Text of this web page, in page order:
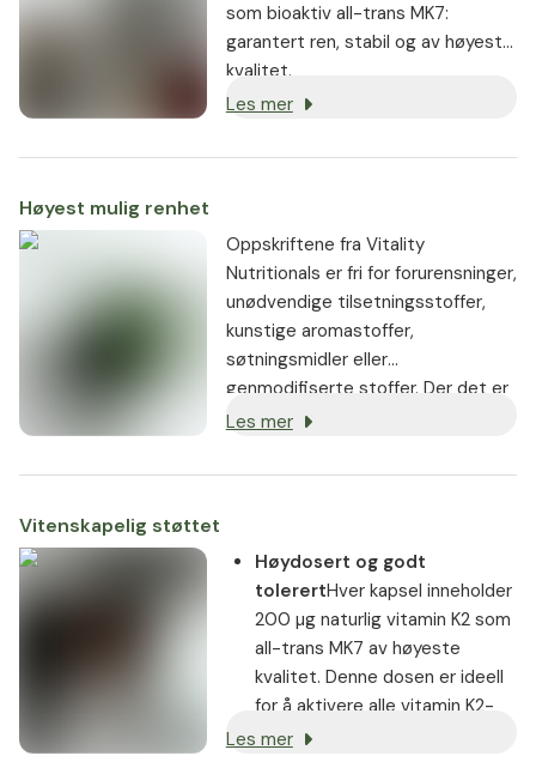
som bioaktiv all-trans MK7:
garantert ren, stabil og av høyeste
kvalitet.
Les mer
Høyest mulig renhet
Oppskriftene fra Vitality
Nutritionals er fri for forurensninger,
unødvendige tilsetningsstoffer,
kunstige aromastoffer,
søtningsmidler eller
genmodifiserte stoffer. Der det er
mulig, brukes veganske eller
Les mer
Vitenskapelig støttet
Høydosert og godt
tolerertHver kapsel inneholder
200 µg naturlig vitamin K2 som
all-trans MK7 av høyeste
kvalitet. Denne dosen er ideell
for å aktivere alle vitamin K2-
avhengige Gla-proteiner. De
Les mer